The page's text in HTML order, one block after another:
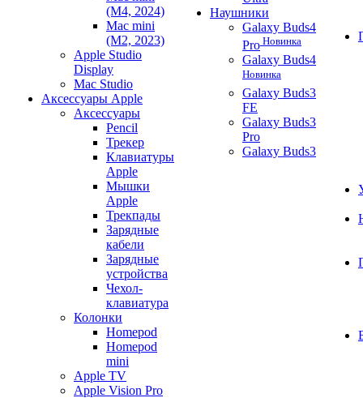
(M4, 2024)
Mac mini
(M2, 2023)
Apple Studio
Display
Mac Studio
Аксессуары Apple
Аксессуары
Pencil
Трекер
Клавиатуры
Apple
Мышки
Apple
Трекпады
Зарядные
кабели
Зарядные
устройства
Чехол-
клавиатура
Колонки
Homepod
Homepod
mini
Apple TV
Apple Vision Pro
Наушники
Galaxy Buds4
Pro Новинка
Galaxy Buds4
Новинка
Galaxy Buds3
FE
Galaxy Buds3
Pro
Galaxy Buds3